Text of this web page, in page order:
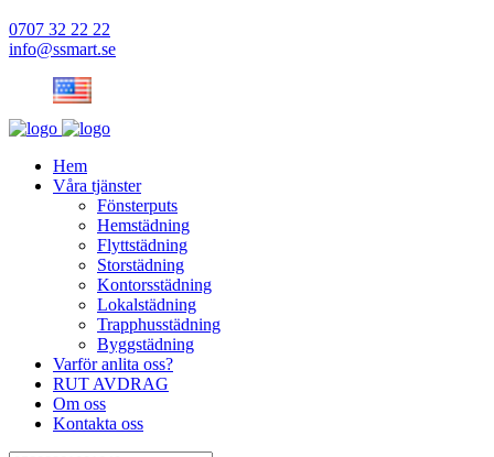
0707 32 22 22
info@ssmart.se
Hem
Våra tjänster
Fönsterputs
Hemstädning
Flyttstädning
Storstädning
Kontorsstädning
Lokalstädning
Trapphusstädning
Byggstädning
Varför anlita oss?
RUT AVDRAG
Om oss
Kontakta oss